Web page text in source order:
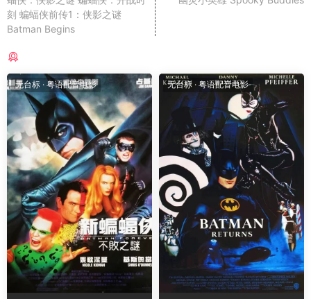
刻 蝙蝠侠前传1：侠影之谜
Batman Begins
无台标 · 粤语配音电影 无台标 · 粤语配音电影